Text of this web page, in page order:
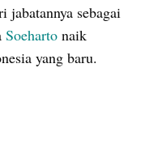
jabatannya sebagai
Soeharto naik
yang baru.